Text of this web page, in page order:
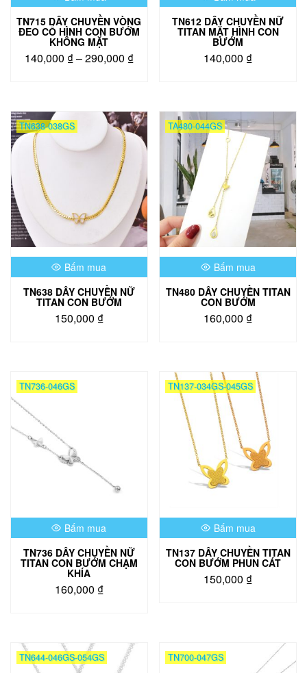
trang
sản
phẩm
TN715 DÂY CHUYỀN VÒNG
ĐEO CỔ HÌNH CON BƯỚM
KHÔNG MẶT
140,000 ₫–290,000 ₫Khoảng
đến
290,000 ₫
biến
có
thể
được
chọn
trên
sản
phẩm
TN612 DÂY CHUYỀN NỮ
TITAN MẶT HÌNH CON
BƯỚM
140,000 ₫
TN638-038GS
Bấm mua
TN638 DÂY CHUYỀN NỮ
TITAN CON BƯỚM
150,000 ₫
TA480-044GS
Bấm mua
TN480 DÂY CHUYỀN TITAN
CON BƯỚM
160,000 ₫
TN736-046GS
Bấm mua
TN736 DÂY CHUYỀN NỮ
TITAN CON BƯỚM CHẠM
KHÍA
160,000 ₫
có
nhiều
TN137-034GS-045GS
Bấm mua
TN137 DÂY CHUYỀN TITAN
CON BƯỚM PHUN CÁT
150,000 ₫
TN644-046GS-054GS TN700-047GS